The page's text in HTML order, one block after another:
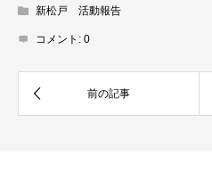
新松戸 活動報告
コメント: 0